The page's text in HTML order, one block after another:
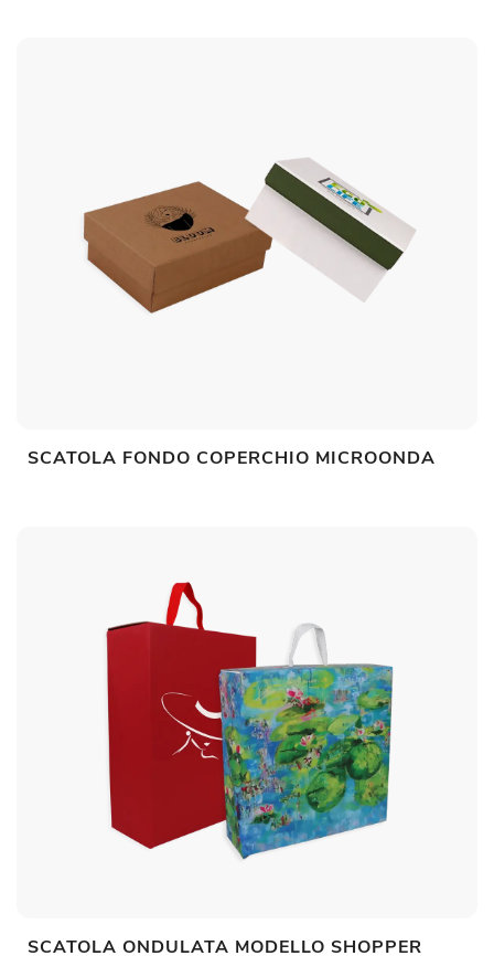
SCATOLA FONDO COPERCHIO MICROONDA
SCATOLA ONDULATA MODELLO SHOPPER